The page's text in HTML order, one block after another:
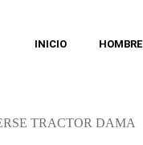
INICIO HOMBRE
TRACTOR DAMA